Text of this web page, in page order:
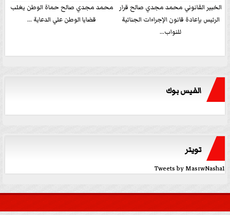
الخبير القانوني محمد مجدي صالح قرار
الرئيس بإعادة قانون الإجراءات الجنائية
للنواب...
محمد مجدي صالح حماة الوطن يغلب
قضايا الوطن علي الدعاية ...
الفيس بوك
تويتر
Tweets by MasrwNasha1